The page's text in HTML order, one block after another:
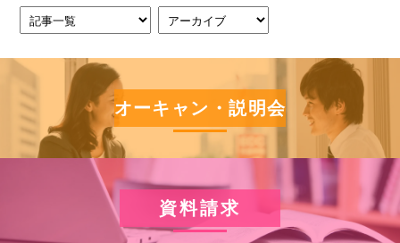
オーキャン・説明会
資料請求